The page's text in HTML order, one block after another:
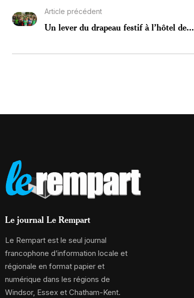
Article précédent
Un lever du drapeau festif à l’hôtel de...
Le journal Le Rempart
Le Rempart est le seul journal
francophone d’information locale et
régionale en format papier et
numérique dans les régions de
Windsor, Essex et Chatham-Kent.